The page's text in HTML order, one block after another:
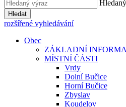
Hledat
rozšířené vyhledávání
Obec
ZÁKLADNÍ
MÍSTNÍ ČÁSTI
Vrdy
Dolní Bučice
Horní Bučice
Zbyslav
Koudelov